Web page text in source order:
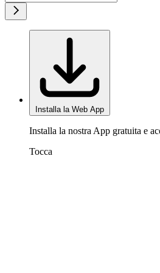
Installa la Web App
Installa la nostra App gratuita e
Tocca